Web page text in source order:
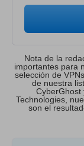
Nota de la
importantes para
selección de
de nuestra
CyberGhost
Technologies,
son el